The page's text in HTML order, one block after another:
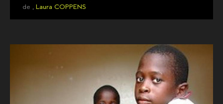
de , Laura COPPENS